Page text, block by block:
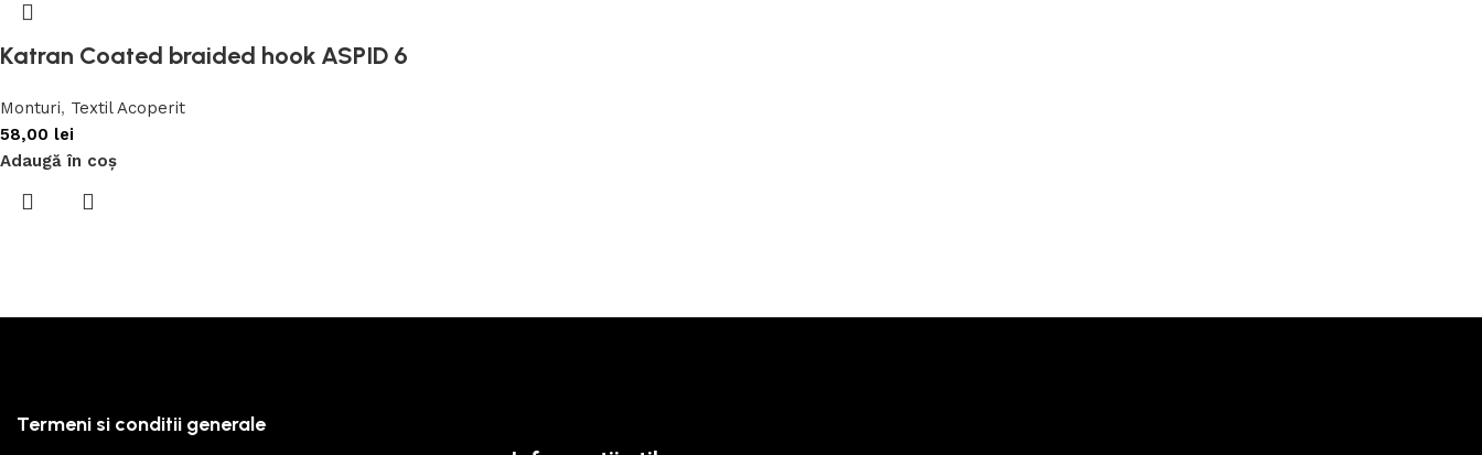
Katran Coated braided hook ASPID 6
Monturi, Textil Acoperit
58,00 lei
Adaugă în coș
Termeni si conditii generale